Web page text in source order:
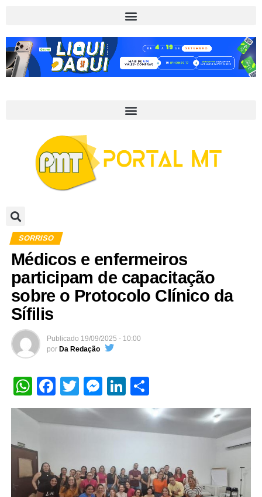
SORRISO
Médicos e enfermeiros
participam de capacitação
sobre o Protocolo Clínico da
Sífilis
Publicado 19/09/2025 - 10:00
por Da Redação
WhatsApp
Facebook
TwitterMessenger
LinkedIn